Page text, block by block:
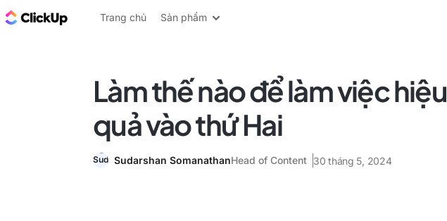
ClickUp Blog
Trang chủ Sản phẩm
Làm thế nào để làm việc hiệu
quả vào thứ Hai
Sudarshan SomanathanHead of Content 30 tháng 5, 2024